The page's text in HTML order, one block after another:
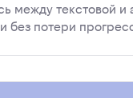
между текстовой и
без потери